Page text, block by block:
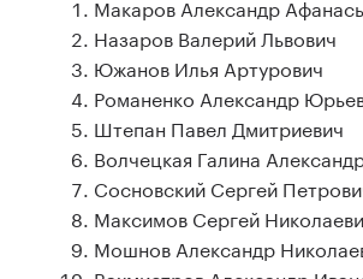
Макаров Александр
Назаров Валерий Львович
Южанов Илья Артурович
Романенко Александр
Штепан Павел Дмитриевич
Волчецкая Галина
Сосновский Сергей
Максимов Сергей
Мошнов Александр